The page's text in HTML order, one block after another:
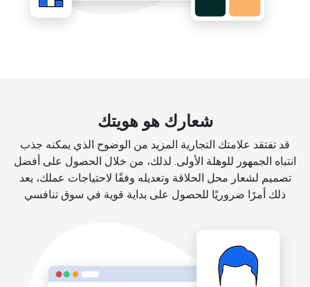
شعارك هو هويتك
قد تفتقد علامتك التجارية المزيد من الوضوح الذي يمكنه جذب
انتباه الجمهور للوهلة الأولى. لذلك، من خلال الحصول على أفضل
تصميم لشعار محل الحلاقة وتعديله وفقًا لاحتياجات عملك، يعد
ذلك أمرًا ضروريًا للحصول على بداية قوية في سوق تنافسي